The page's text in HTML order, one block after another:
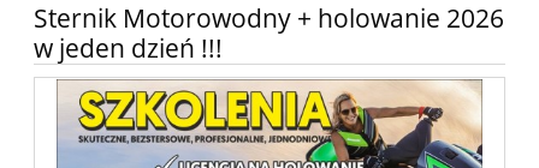
Sternik Motorowodny + holowanie 2026
w jeden dzień !!!